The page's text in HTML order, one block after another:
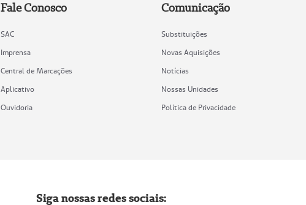
Fale Conosco
SAC
Imprensa
Central de Marcações
Aplicativo
Ouvidoria
Comunicação
Substituições
Novas Aquisições
Notícias
Nossas Unidades
Política de Privacidade
Siga nossas redes sociais: